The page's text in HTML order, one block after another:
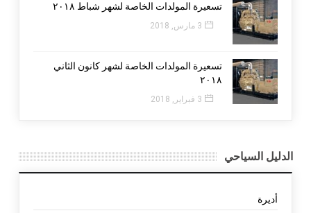
تسعيرة المولدات الخاصة لشهر شباط ٢٠١٨
3 مارس, 2018
تسعيرة المولدات الخاصة لشهر كانون الثاني
٢٠١٨
3 فبراير, 2018
الدليل السياحي
أديرة